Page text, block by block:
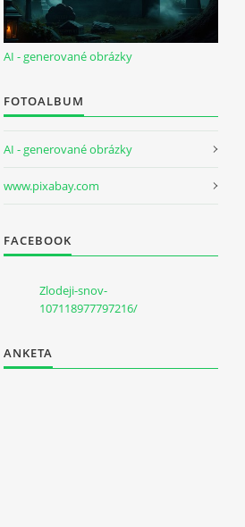
AI - generované obrázky
FOTOALBUM
AI - generované obrázky
www.pixabay.com
FACEBOOK
Zlodeji-snov-
107118977797216/
ANKETA